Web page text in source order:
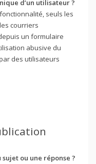
d’un utilisateur ?
seuls les
courriers
un formulaire
abusive du
des utilisateurs
ou une réponse ?